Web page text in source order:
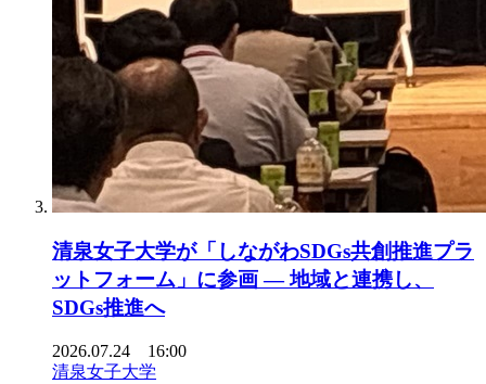
清泉女子大学が「しながわSDGs共創推進プラ
ットフォーム」に参画 ― 地域と連携し、
SDGs推進へ
2026.07.24 16:00
清泉女子大学